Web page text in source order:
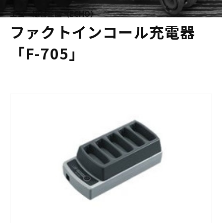
エコー総合企画（ECHO）
ファクトインコール充電器
「F-705」